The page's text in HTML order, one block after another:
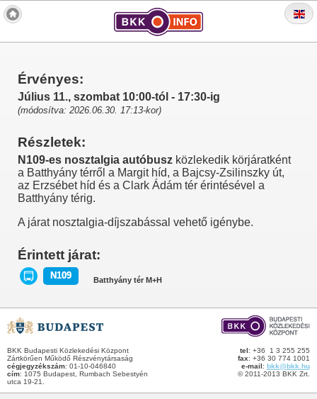
Érvényes:
Július 11., szombat 10:00-tól - 17:30-ig
(módosítva: 2026.06.30. 17:13-kor)
Részletek:
N109-es nosztalgia autóbusz közlekedik körjáratként
a Batthyány térről a Margit híd, a Bajcsy-Zsilinszky út,
az Erzsébet híd és a Clark Ádám tér érintésével a
Batthyány térig.
A járat nosztalgia-díjszabással vehető igénybe.
Érintett járat:
N109 Batthyány tér M+H
BKK Budapesti Közlekedési Központ
Zártkörűen Működő Részvénytársaság
cégjegyzékszám: 01-10-046840
cím: 1075 Budapest, Rumbach Sebestyén
utca 19-21.
tel: +36 1 3 255 255
fax: +36 30 774 1001
e-mail: bkk@bkk.hu
© 2011-2013 BKK Zrt.